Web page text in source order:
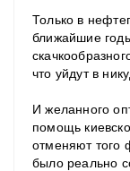
Только в
ближайшие
что уйдут в
И желанного
помощь
отменяют того
было реально